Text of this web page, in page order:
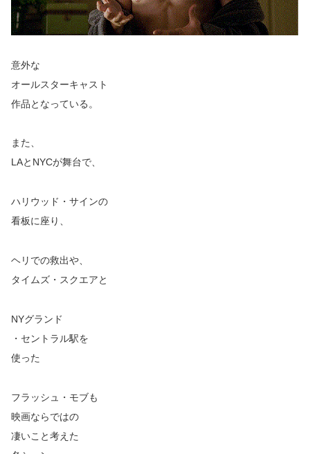
意外な
オールスターキャスト
作品となっている。
また、
LAとNYCが舞台で、
ハリウッド・サインの
看板に座り、
ヘリでの救出や、
タイムズ・スクエアと
NYグランド
・セントラル駅を
使った
フラッシュ・モブも
映画ならではの
凄いこと考えた